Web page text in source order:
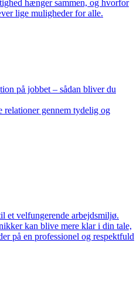
hænger sammen, og hvorfor
lige muligheder for alle.
på jobbet – sådan bliver du
relationer gennem tydelig og
et velfungerende arbejdsmiljø.
kan blive mere klar i din tale,
på en professionel og respektfuld